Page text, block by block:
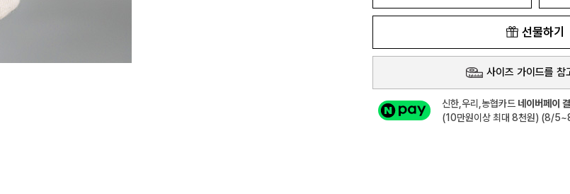
선물하기
사이즈 가이드를 참
신한,우리,농협카드 네이버페이
(10만원이상 최대 8천원) (8/